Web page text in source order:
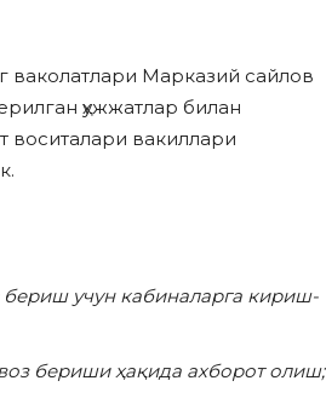
ваколатлари Марказий сайлов
ҳужжатлар билан
воситалари вакиллари
учун кабиналарга кириш-
бериши ҳақида ахборот олиш;